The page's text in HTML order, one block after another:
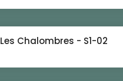
Les Chalombres - S1-02